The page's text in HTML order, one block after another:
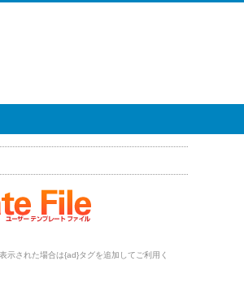
示された場合は{ad}タグを追加してご利用く